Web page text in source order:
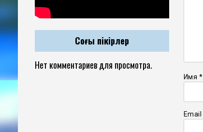
Имя *
Email
Соңғы пікірлер
Нет комментариев для просмотра.